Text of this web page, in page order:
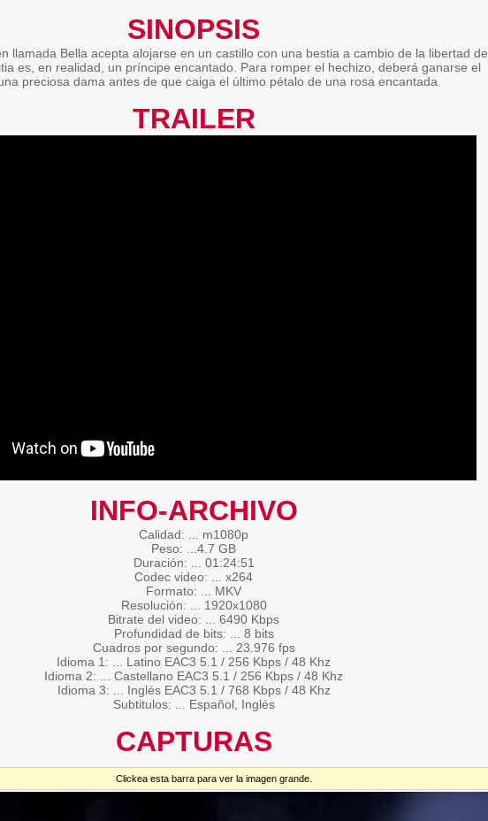
SINOPSIS
llamada Bella acepta alojarse en un castillo con una bestia a cambio de la libertad de
es, en realidad, un príncipe encantado. Para romper el hechizo, deberá ganarse el
preciosa dama antes de que caiga el último pétalo de una rosa encantada.
TRAILER
INFO-ARCHIVO
Calidad: ... m1080p
Peso: ...4.7 GB
Duración: ... 01:24:51
Codec video: ... x264
Formato: ... MKV
Resolución: ... 1920x1080
Bitrate del video: ... 6490 Kbps
Profundidad de bits: ... 8 bits
Cuadros por segundo: ... 23.976 fps
Idioma 1: ... Latino EAC3 5.1 / 256 Kbps / 48 Khz
Idioma 2: ... Castellano EAC3 5.1 / 256 Kbps / 48 Khz
Idioma 3: ... Inglés EAC3 5.1 / 768 Kbps / 48 Khz
Subtitulos: ... Español, Inglés
CAPTURAS
Clickea esta barra para ver la imagen grande.